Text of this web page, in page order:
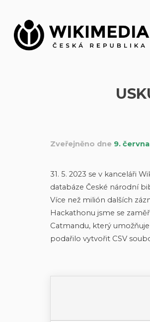
obsah
Zveřejněno dne 9.
31. 5. 2023 se v kanceláři
databáze České národní
Více než milión dalších
Hackathonu jsme se
Catmandu, který
podařilo vytvořit CSV